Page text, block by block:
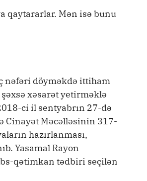
qaytararlar. Mən isə bunu
nəfəri döyməkdə ittiham
xəsarət yetirməklə
ci il sentyabrın 27-də
Məcəlləsinin 317-
hazırlanması,
Yasamal Rayon
qətimkan tədbiri seçilən